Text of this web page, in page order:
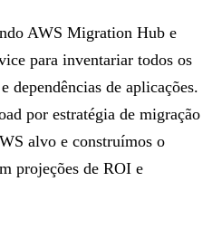
AWS Migration Hub e
para inventariar todos os
dependências de aplicações.
por estratégia de migração
alvo e construímos o
projeções de ROI e